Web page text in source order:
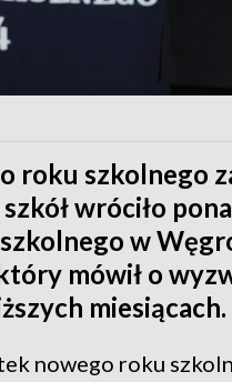
roku szkolnego
wróciło
w
mówił o
miesiącach.
nowego roku